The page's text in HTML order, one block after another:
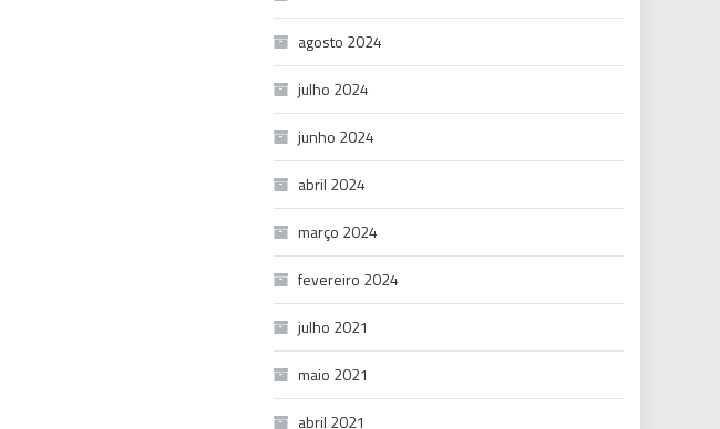
agosto 2024
julho 2024
junho 2024
abril 2024
março 2024
fevereiro 2024
julho 2021
maio 2021
abril 2021